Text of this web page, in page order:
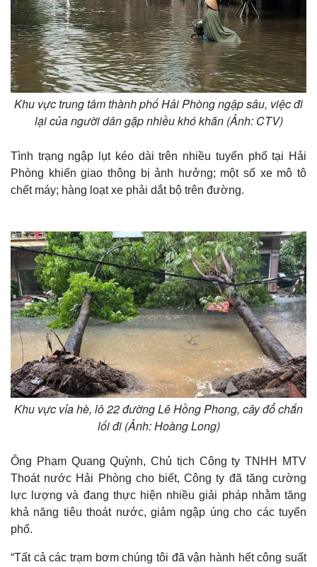
Thế giới
Quan sát
Cuộc sống đó đây
Multimedia
Video
Ảnh
Infographic
Khu vực trung tâm thành phố Hải Phòng ngập sâu, việc đi
lại của người dân gặp nhiều khó khăn (Ảnh: CTV)
Tình trạng ngập lụt kéo dài trên nhiều tuyến phố tại Hải
Phòng khiến giao thông bị ảnh hưởng; một số xe mô tô
chết máy; hàng loạt xe phải dắt bộ trên đường.
Khu vực vỉa hè, lô 22 đường Lê Hồng Phong, cây đổ chắn
lối đi (Ảnh: Hoàng Long)
Ông Phạm Quang Quỳnh, Chủ tịch Công ty TNHH MTV
Thoát nước Hải Phòng cho biết, Công ty đã tăng cường
lực lượng và đang thực hiện nhiều giải pháp nhằm tăng
khả năng tiêu thoát nước, giảm ngập úng cho các tuyến
phố.
“Tất cả các trạm bơm chúng tôi đã vận hành hết công suất